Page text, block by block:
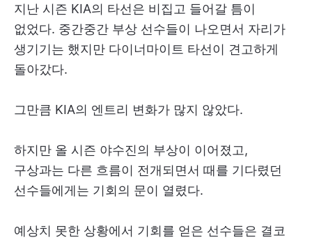
지난 시즌 KIA의 타선은 비집고 들어갈 틈이
없었다. 중간중간 부상 선수들이 나오면서 자리가
생기기는 했지만 다이너마이트 타선이 견고하게
돌아갔다.
그만큼 KIA의 엔트리 변화가 많지 않았다.
하지만 올 시즌 야수진의 부상이 이어졌고,
구상과는 다른 흐름이 전개되면서 때를 기다렸던
선수들에게는 기회의 문이 열렸다.
예상치 못한 상황에서 기회를 얻은 선수들은 결코